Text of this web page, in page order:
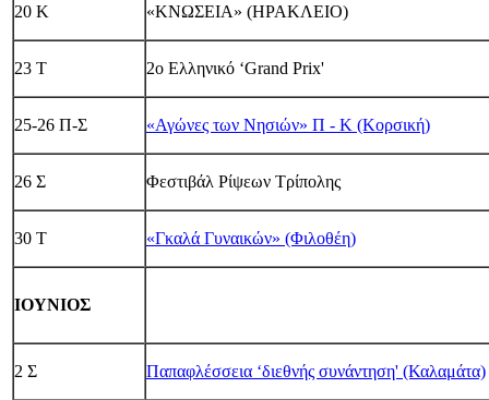
20 Κ «ΚΝΩΣΕΙΑ» (ΗΡΑΚΛΕΙΟ)
23 Τ 2ο Ελληνικό ‘Grand Prix'
25-26 Π-Σ «Αγώνες των Νησιών» Π - Κ (Κορσική)
26 Σ Φεστιβάλ Ρίψεων Τρίπολης
30 Τ «Γκαλά Γυναικών» (Φιλοθέη)
ΙΟΥΝΙΟΣ
2 Σ Παπαφλέσσεια ‘διεθνής συνάντηση' (Καλαμάτα)